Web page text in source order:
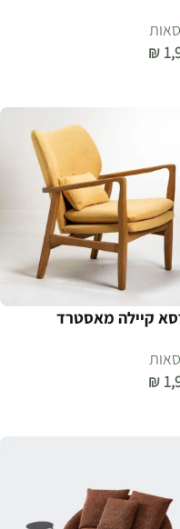
₪
קיילה מאסטרד
₪